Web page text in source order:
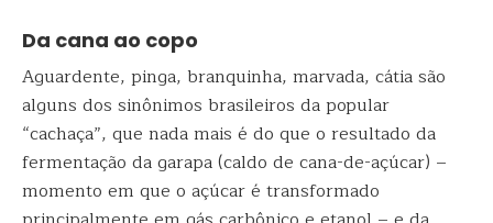
Da cana ao copo
Aguardente, pinga, branquinha, marvada, cátia são
alguns dos sinônimos brasileiros da popular
“cachaça”, que nada mais é do que o resultado da
fermentação da garapa (caldo de cana-de-açúcar) –
momento em que o açúcar é transformado